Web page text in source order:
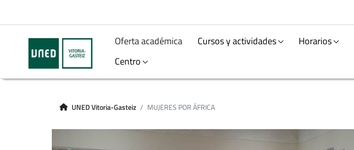
Oferta académica Cursos y actividades Horarios
Centro
UNED Vitoria-Gasteiz MUJERES POR ÁFRICA